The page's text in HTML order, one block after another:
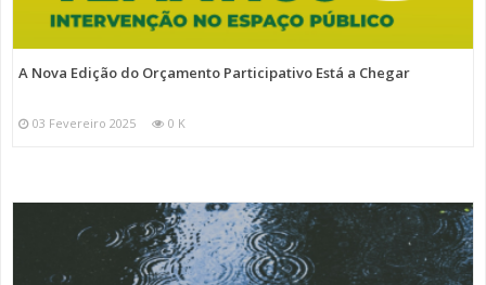
A Nova Edição do Orçamento Participativo Está a Chegar
03 Fevereiro 2025 0 K